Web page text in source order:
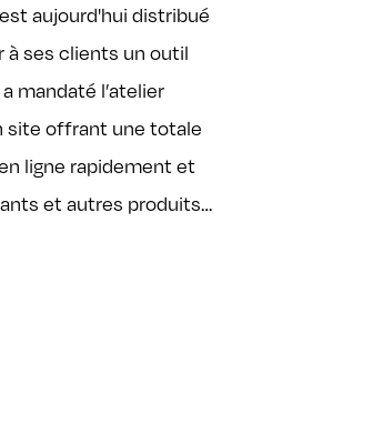
aujourd'hui distribué
à ses clients un outil
mandaté l’atelier
site offrant une totale
ligne rapidement et
et autres produits…